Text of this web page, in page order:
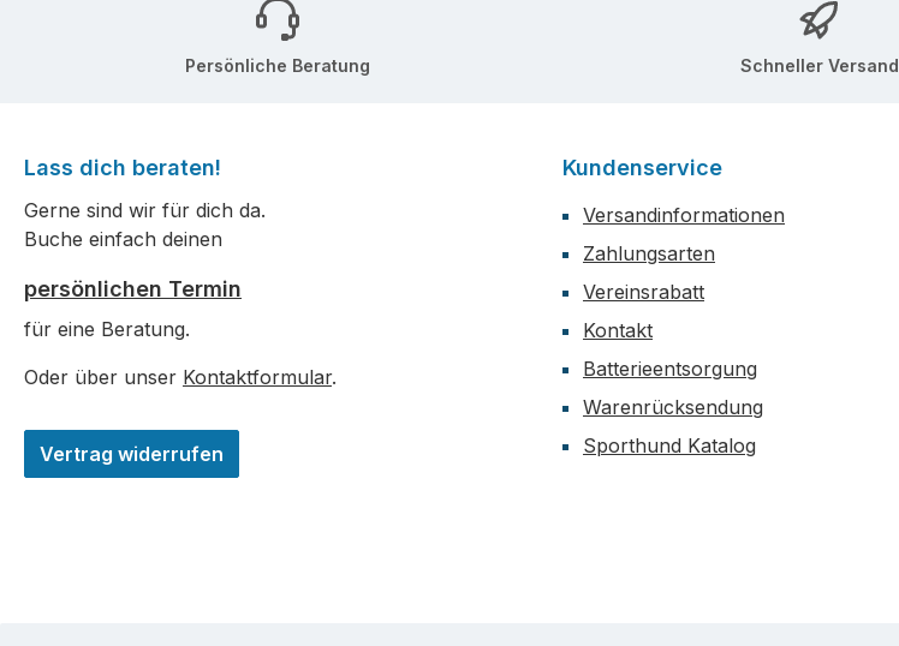
Persönliche Beratung Schneller Versand
Lass dich beraten!
Gerne sind wir für dich da.
Buche einfach deinen
persönlichen Termin
für eine Beratung.
Oder über unser Kontaktformular.
Vertrag widerrufen
Kundenservice
Versandinformationen
Zahlungsarten
Vereinsrabatt
Kontakt
Batterieentsorgung
Warenrücksendung
Sporthund Katalog